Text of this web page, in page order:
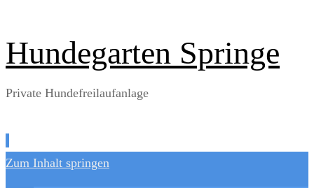
Hundegarten Springe
Private Hundefreilaufanlage
Zum Inhalt springen